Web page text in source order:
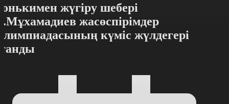
жүгіру шебері
жасөспірімдер
күміс жүлдегері